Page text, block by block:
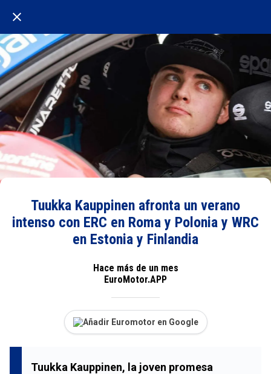
Tuukka Kauppinen afronta un verano
intenso con ERC en Roma y Polonia y WRC
en Estonia y Finlandia
Hace más de un mes
EuroMotor.APP
Añadir Euromotor en Google
Tuukka Kauppinen, la joven promesa